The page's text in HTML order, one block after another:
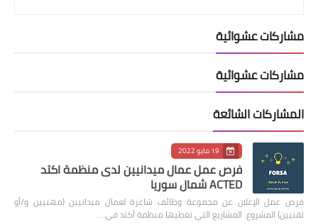
مشاركات عشوائية
مشاركات عشوائية
المشاركات الشائعة
19 مايو 2022
فرص عمل عمال ميدانيين لدى منظمة اكتد
ACTED شمال سوريا
فرص عمل الإعلان عن مجموعة وظائف شاغرة لعمال ميدانيين (مهنيين و/أو
تقنيين) المشروع: المشاريع التي تغطيها منظمة أكتد في …